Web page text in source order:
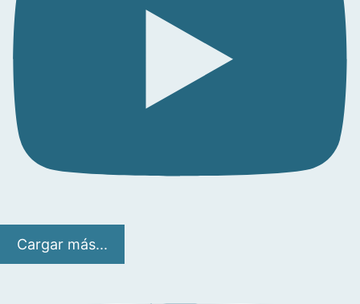
Cargar más...